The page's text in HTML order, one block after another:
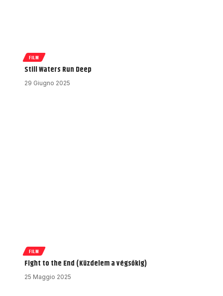
FILM
Still Waters Run Deep
29 Giugno 2025
FILM
Fight to the End (Küzdelem a végsőkig)
25 Maggio 2025